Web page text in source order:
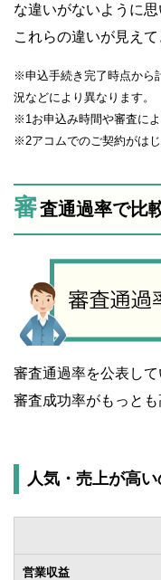
な違いがないように
これらの違いが見えて
※申込手続き完了時点から
況などにより異なります。
※1お申込み時間や審査に
※2アコムでのご契約がは
審査通過率で比
審査通過率を公表し
審査成功率がもっとも
人気・売上が高
営業収益